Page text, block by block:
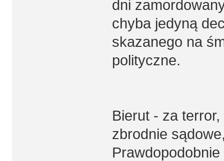
dni
chyba jedyną
skazanego na
polityczne.
Bierut - za
zbrodnie